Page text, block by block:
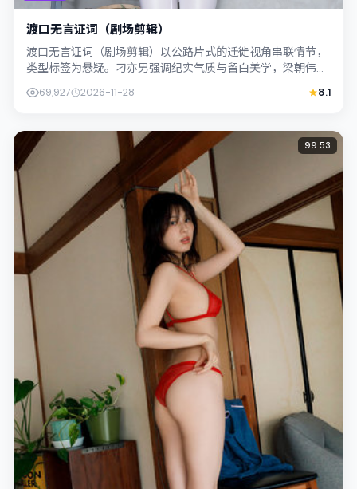
渡口无言证词（剧场剪辑）
渡口无言证词（剧场剪辑）以公路片式的迁徙视角串联情节，
类型标签为悬疑。刁亦男强调纪实气质与留白美学，梁朝伟的
69,927 2026-11-28 8.1
99:53